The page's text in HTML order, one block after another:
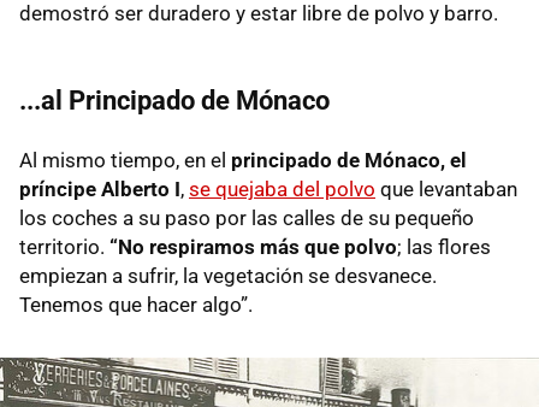
demostró ser duradero y estar libre de polvo y barro.
...al Principado de Mónaco
Al mismo tiempo, en el principado de Mónaco, el
príncipe Alberto I, se quejaba del polvo que levantaban
los coches a su paso por las calles de su pequeño
territorio. “No respiramos más que polvo; las flores
empiezan a sufrir, la vegetación se desvanece.
Tenemos que hacer algo”.